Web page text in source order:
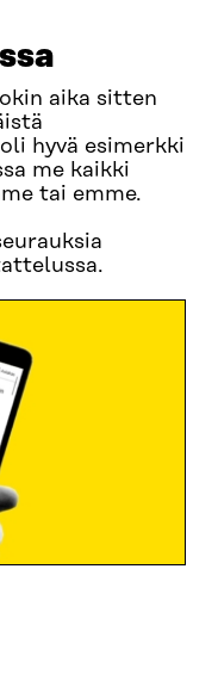
aika sitten
hyvä esimerkki
me kaikki
tai emme.